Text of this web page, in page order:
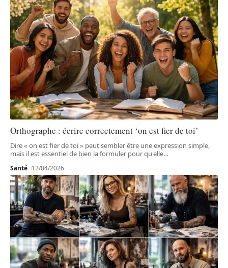
Orthographe : écrire correctement ‘on est fier de toi’
Dire « on est fier de toi » peut sembler être une expression simple,
mais il est essentiel de bien la formuler pour qu'elle…
Santé 12/04/2026